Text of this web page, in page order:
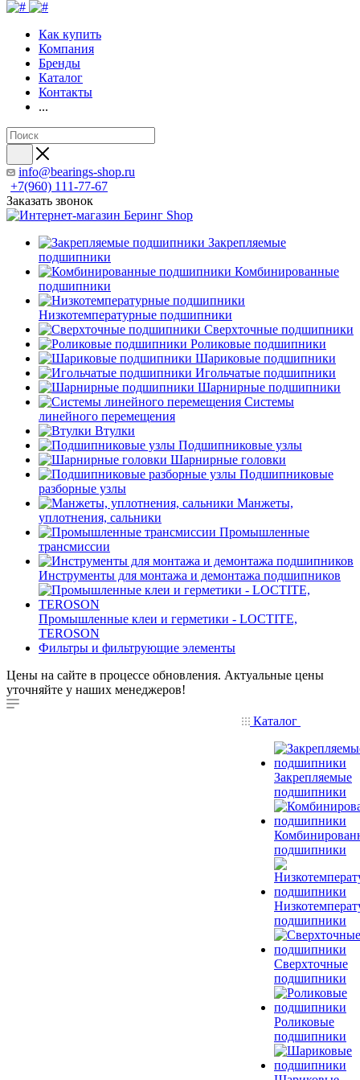
Как купить
Компания
Бренды
Каталог
Контакты
...
info@bearings-shop.ru
+7(960) 111-77-67
Заказать звонок
Закрепляемые
подшипники
Комбинированные
подшипники
Низкотемпературные подшипники
Сверхточные подшипники
Роликовые подшипники
Шариковые подшипники
Игольчатые подшипники
Шарнирные подшипники
Системы
линейного перемещения
Втулки
Подшипниковые узлы
Шарнирные головки
Подшипниковые
разборные узлы
Манжеты,
уплотнения, сальники
Промышленные
трансмиссии
Инструменты для монтажа и демонтажа подшипников
Промышленные клеи и герметики - LOCTITE,
TEROSON
Фильтры и фильтрующие элементы
Цены на сайте в процессе обновления. Актуальные цены
уточняйте у наших менеджеров!
Каталог
Закрепляемые
подшипники
подшипники
подшипники
Сверхточные
подшипники
Роликовые
подшипники